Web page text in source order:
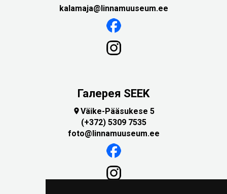
kalamaja@linnamuuseum.ee
Галерея SEEK
Väike-Pääsukese 5
(+372) 5309 7535
foto@linnamuuseum.ee